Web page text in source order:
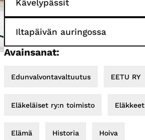
Kävelypässit
Iltapäivän auringossa
Avainsanat:
Edunvalvontavaltuutus EETU RY
Eläkeläiset ry:n toimisto Eläkkeet
Elämä Historia Hoiva